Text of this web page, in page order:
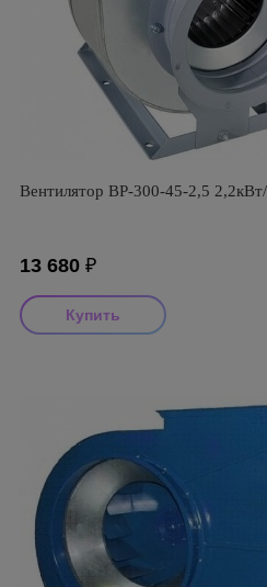
Вентилятор ВР-300-45-2,5
13 680 ₽